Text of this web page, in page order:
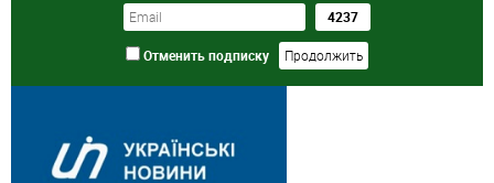
Отменить подписку